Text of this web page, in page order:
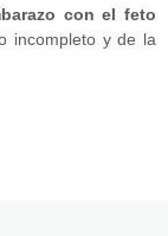
con el feto
incompleto y de la